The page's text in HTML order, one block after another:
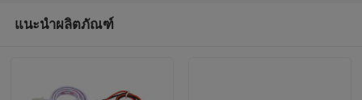
แนะนำผลิตภัณฑ์